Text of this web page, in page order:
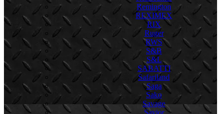
Remington
REXIMEX
RIX
Ruger
RWS
S&B
S&L
SABATTI
Safariland
Saga
Sako
Savage